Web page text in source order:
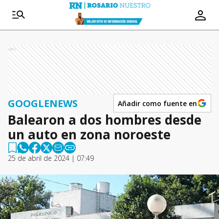
Ads
GOOGLENEWS Añadir como fuente en
Balearon a dos hombres desde
un auto en zona noroeste
25 de abril de 2024 | 07:49